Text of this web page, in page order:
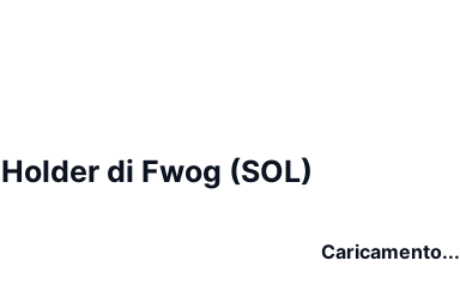
Holder di Fwog (SOL)
Caricamento...